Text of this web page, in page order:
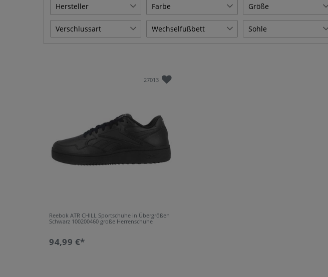
Hersteller
Reebok
1
Farbe
Schwarz
1
Größe
47
1
Verschlussart
Schnürung
1
Wechselfußbett
1
Sohle
Gummi
1
27013
Reebok ATR CHILL Sportschuhe in Übergrößen
Schwarz 100200460 große Herrenschuhe
94,99 €*